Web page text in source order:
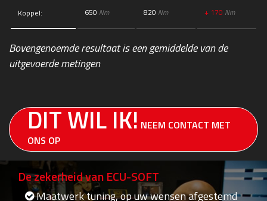
Koppel: 650 Nm 820 Nm + 170 Nm
Bovengenoemde resultaat is een gemiddelde van de
uitgevoerde metingen
DIT WIL IK! NEEM CONTACT MET
ONS OP
De zekerheid van ECU-SOFT
Maatwerk tuning, op uw wensen afgestemd